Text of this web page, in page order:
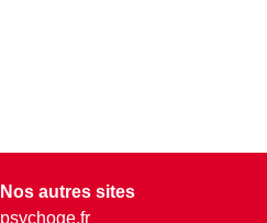
Nos autres sites
psychoge.fr